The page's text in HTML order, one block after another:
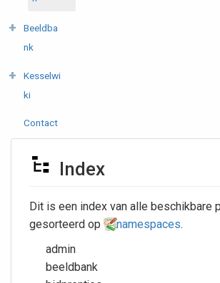
Beeldba
nk
Kesselwi
ki
Contact
Index
Dit is een index van alle beschikbare
gesorteerd op
namespaces.
admin
beeldbank